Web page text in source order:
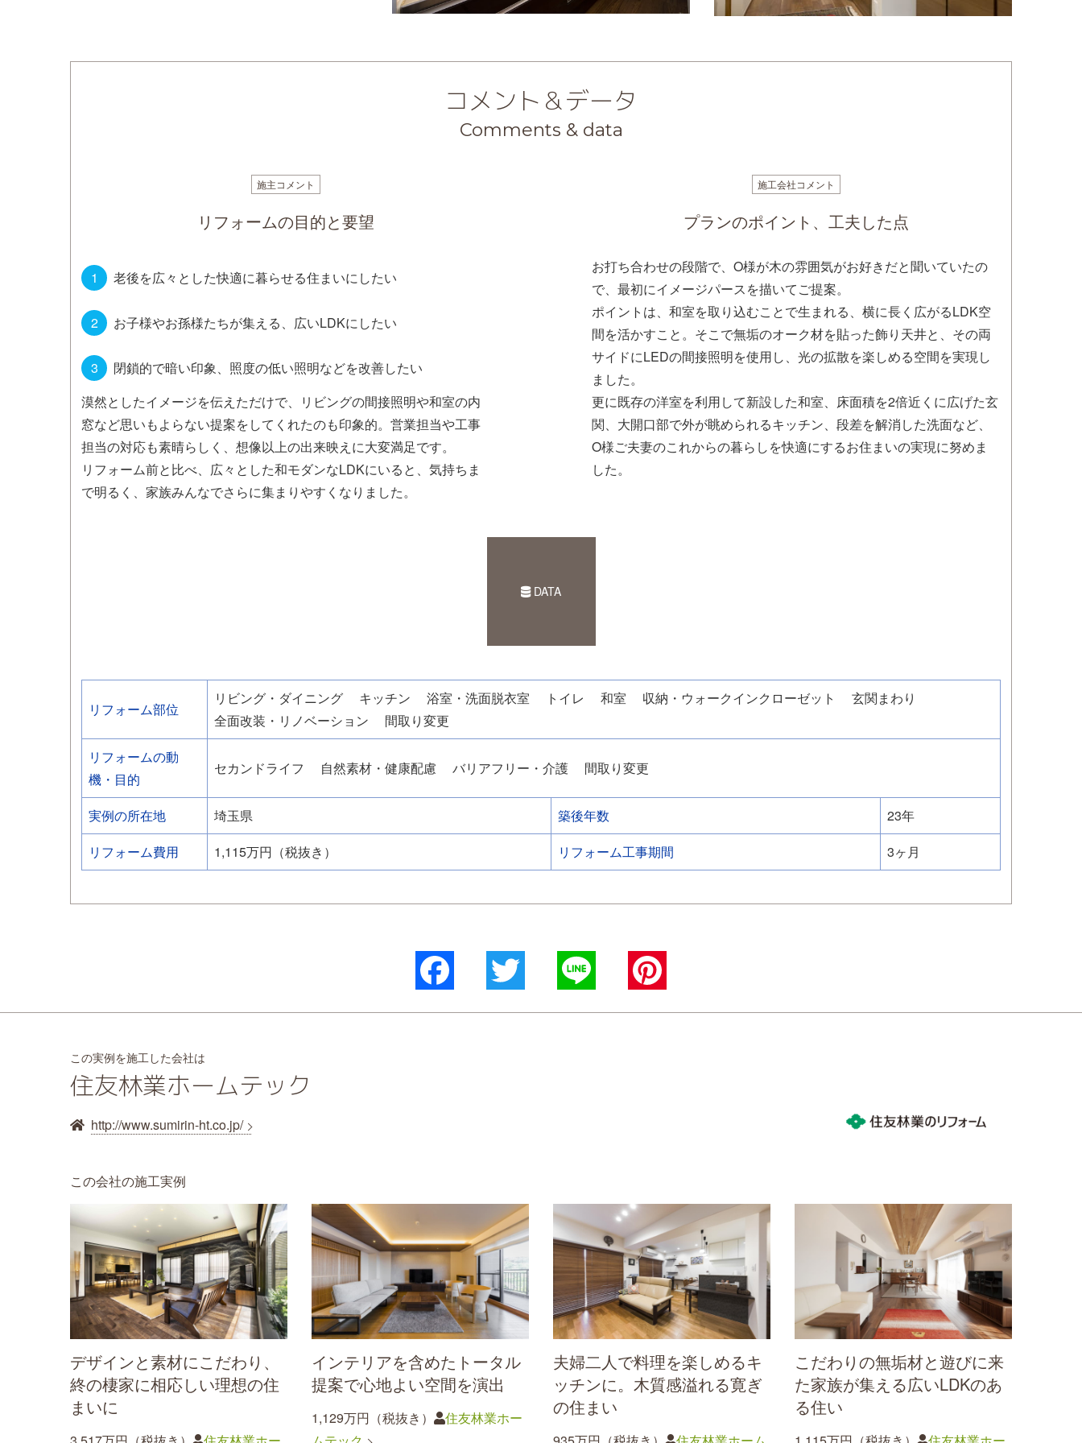
コメント＆データ
Comments & data
施主コメント
リフォームの目的と要望
老後を広々とした快適に暮らせる住まいにしたい
お子様やお孫様たちが集える、広いLDKにしたい
閉鎖的で暗い印象、照度の低い照明などを改善したい
漠然としたイメージを伝えただけで、リビングの間接照明や和室の内
窓など思いもよらない提案をしてくれたのも印象的。営業担当や工事
担当の対応も素晴らしく、想像以上の出来映えに大変満足です。
リフォーム前と比べ、広々とした和モダンなLDKにいると、気持ちま
で明るく、家族みんなでさらに集まりやすくなりました。
施工会社コメント
プランのポイント、工夫した点
お打ち合わせの段階で、O様が木の雰囲気がお好きだと聞いていたの
で、最初にイメージパースを描いてご提案。
ポイントは、和室を取り込むことで生まれる、横に長く広がるLDK空
間を活かすこと。そこで無垢のオーク材を貼った飾り天井と、その両
サイドにLEDの間接照明を使用し、光の拡散を楽しめる空間を実現し
ました。
更に既存の洋室を利用して新設した和室、床面積を2倍近くに広げた玄
関、大開口部で外が眺められるキッチン、段差を解消した洗面など、
O様ご夫妻のこれからの暮らしを快適にするお住まいの実現に努めま
した。
DATA
リフォーム部位
リビング・ダイニング キッチン 浴室・洗面脱衣室 トイレ 和室 収納・ウォークインクローゼット
玄関まわり
全面改装・リノベーション
間取り変更
リフォームの動
機・目的
セカンドライフ 自然素材・健康配慮 バリアフリー・介護 間取り変更
実例の所在地 埼玉県 築後年数
23年
リフォーム費用
1,115万円（税抜き） リフォーム工事期間 3ヶ月
Facebook
この実例を施工した会社は
住友林業ホームテック
http://www.sumirin-ht.co.jp/
この会社の施工実例
デザインと素材にこだわり、
終の棲家に相応しい理想の住
まいに
インテリアを含めたトータル
提案で心地よい空間を演出
1,129万円（税抜き）
住友林業ホー
夫婦二人で料理を楽しめるキ
ッチンに。木質感溢れる寛ぎ
の住まい
こだわりの無垢材と遊びに来
た家族が集える広いLDKのあ
る住い